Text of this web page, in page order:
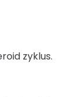
zyklus.